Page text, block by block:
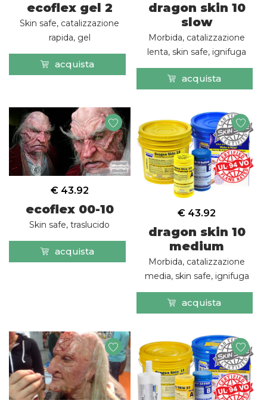
ecoflex gel 2
Skin safe, catalizzazione
rapida, gel
acquista
dragon skin 10
slow
Morbida, catalizzazione
lenta, skin safe, ignifuga
acquista
ecoflex 00-10
Skin safe, traslucido
€ 43.92
acquista
dragon skin 10
medium
Morbida, catalizzazione
media, skin safe, ignifuga
€ 43.92
acquista